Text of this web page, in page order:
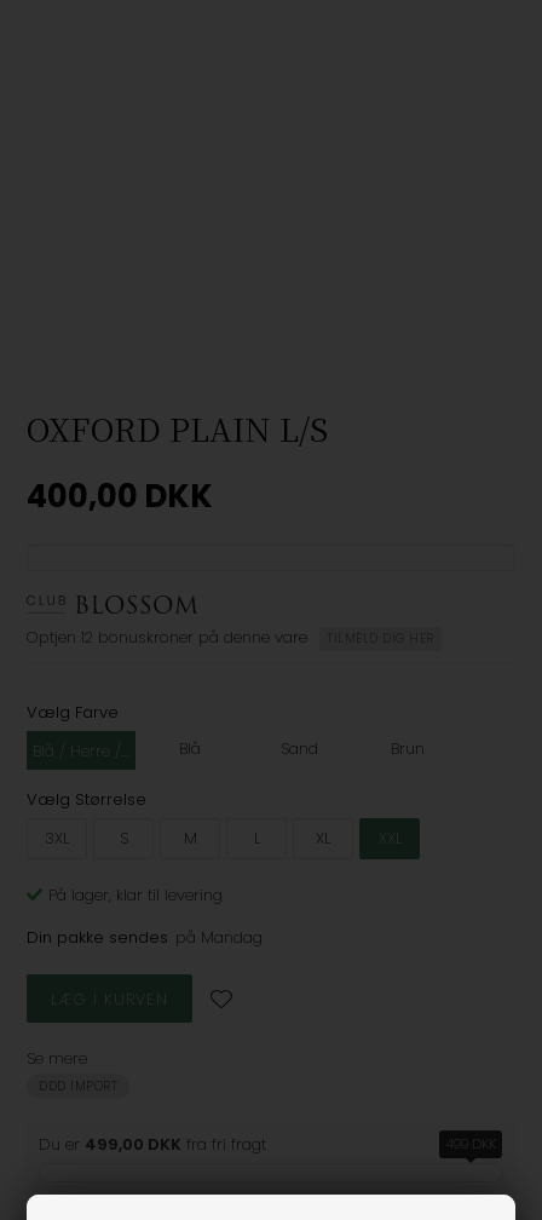
OXFORD PLAIN L/S
400,00 DKK
Optjen 12 bonuskroner på denne vare TILMELD DIG HER
Vælg Farve
Blå Sand Brun
Vælg Størrelse
3XL
S M L XL XXL
På lager, klar til levering
Din pakke sendes på Mandag
Se mere
DDD IMPORT
Du er 499,00 DKK fra fri fragt 499 DKK